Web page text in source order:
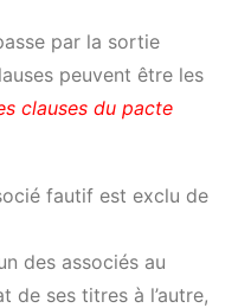
par la sortie
peuvent être les
clauses du pacte
fautif est exclu de
des associés au
de ses titres à l’autre,